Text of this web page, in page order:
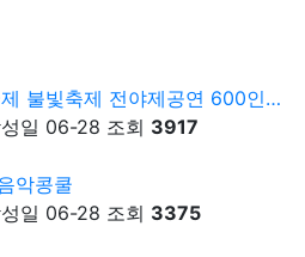
불빛축제 전야제공연 600인…
일 06-28 조회 3917
악콩쿨
일 06-28 조회 3375